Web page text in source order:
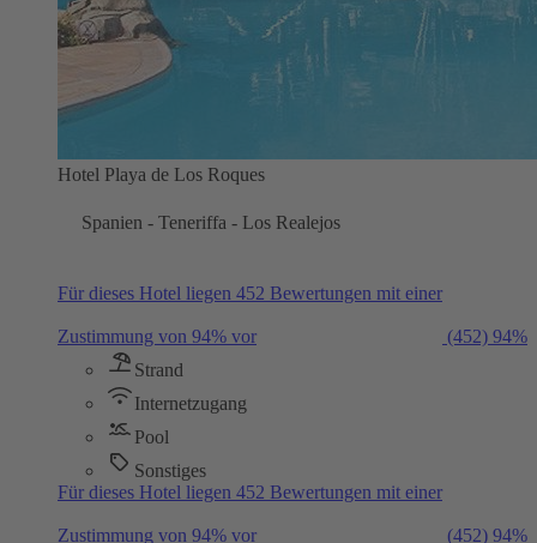
Hotel Playa de Los Roques
Spanien - Teneriffa - Los Realejos
Für dieses Hotel liegen 452 Bewertungen mit einer
Zustimmung von 94% vor (452) 94%
Strand
Internetzugang
Pool
Sonstiges
Für dieses Hotel liegen 452 Bewertungen mit einer
Zustimmung von 94% vor (452) 94%